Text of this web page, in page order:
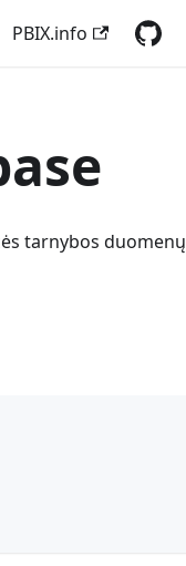
PBIX.info
tarnybos duomenų